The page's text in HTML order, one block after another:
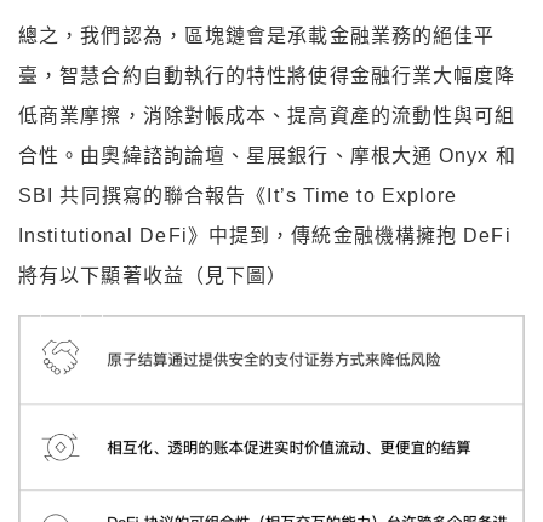
總之，我們認為，區塊鏈會是承載金融業務的絕佳平
臺，智慧合約自動執行的特性將使得金融行業大幅度降
低商業摩擦，消除對帳成本、提高資產的流動性與可組
合性。由奧緯諮詢論壇、星展銀行、摩根大通 Onyx 和
SBI 共同撰寫的聯合報告《It’s Time to Explore
Institutional DeFi》中提到，傳統金融機構擁抱 DeFi
將有以下顯著收益（見下圖）